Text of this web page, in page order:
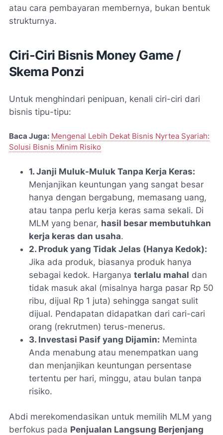
atau cara pembayaran membernya, bukan bentuk
strukturnya.
Ciri-Ciri Bisnis Money Game /
Skema Ponzi
Untuk menghindari penipuan, kenali ciri-ciri dari
bisnis tipu-tipu:
Baca Juga: Mengenal Lebih Dekat Bisnis Nyrtea Syariah:
Solusi Bisnis Minim Risiko
1. Janji Muluk-Muluk Tanpa Kerja Keras:
Menjanjikan keuntungan yang sangat besar
hanya dengan bergabung, memasang uang,
atau tanpa perlu kerja keras sama sekali. Di
MLM yang benar, hasil besar membutuhkan
kerja keras dan usaha.
2. Produk yang Tidak Jelas (Hanya Kedok):
Jika ada produk, biasanya produk hanya
sebagai kedok. Harganya terlalu mahal dan
tidak masuk akal (misalnya harga pasar Rp 50
ribu, dijual Rp 1 juta) sehingga sangat sulit
dijual. Pendapatan didapatkan dari cari-cari
orang (rekrutmen) terus-menerus.
3. Investasi Pasif yang Dijamin: Meminta
Anda menabung atau menempatkan uang
dan menjanjikan keuntungan persentase
tertentu per hari, minggu, atau bulan tanpa
risiko.
Abdi merekomendasikan untuk memilih MLM yang
berfokus pada Penjualan Langsung Berjenjang